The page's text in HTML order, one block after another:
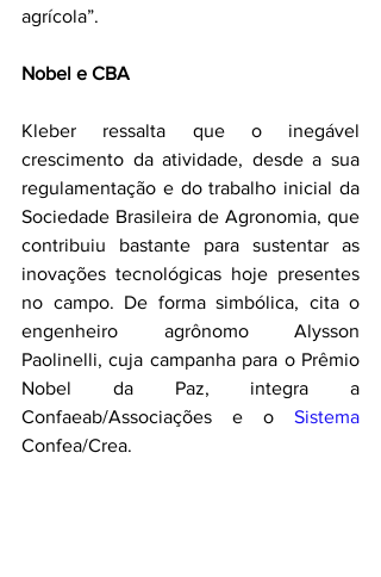
agrícola”.
Nobel e CBA
Kleber ressalta que o inegável
crescimento da atividade, desde a sua
regulamentação e do trabalho inicial da
Sociedade Brasileira de Agronomia, que
contribuiu bastante para sustentar as
inovações tecnológicas hoje presentes
no campo. De forma simbólica, cita o
engenheiro agrônomo Alysson
Paolinelli, cuja campanha para o Prêmio
Nobel da Paz, integra a
Confaeab/Associações e o Sistema
Confea/Crea.